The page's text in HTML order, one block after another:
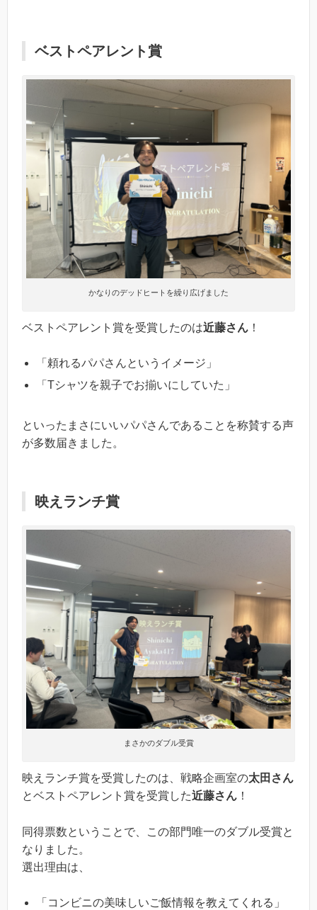
ベストペアレント賞
かなりのデッドヒートを繰り広げました
ベストペアレント賞を受賞したのは近藤さん ！
「頼れるパパさんというイメージ」
「Tシャツを親子でお揃いにしていた」
といったまさにいいパパさんであることを称賛する声
が多数届きました。
映えランチ賞
まさかのダブル受賞
映えランチ賞を受賞したのは、戦略企画室の太田さん
とベストペアレント賞を受賞した近藤さん ！
同得票数ということで、この部門唯一のダブル受賞と
なりました。
選出理由は、
「コンビニの美味しいご飯情報を教えてくれる」